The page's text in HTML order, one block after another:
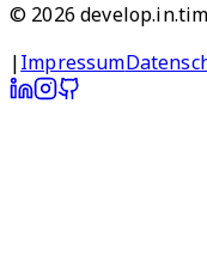
© 2026
|Impressum